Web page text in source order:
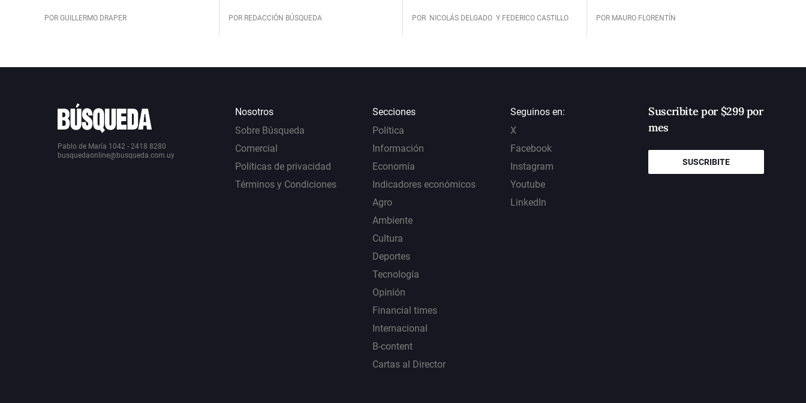
POR GUILLERMO DRAPER POR REDACCIÓN BÚSQUEDA POR NICOLÁS DELGADO Y FEDERICO CASTILLO POR MAURO FLORENTÍN
Pablo de María 1042 - 2418 8280
busquedaonline@busqueda.com.uy
Nosotros
Sobre Búsqueda
Comercial
Políticas de privacidad
Términos y Condiciones
Secciones
Política
Información
Economía
Indicadores económicos
Agro
Ambiente
Cultura
Deportes
Tecnología
Opinión
Financial times
Internacional
B-content
Cartas al Director
Seguinos en:
X
Facebook
Instagram
Youtube
LinkedIn
Suscribite por $299 por
mes
SUSCRIBITE